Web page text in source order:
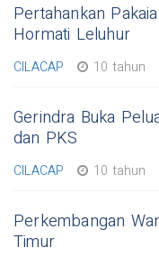
Pertahankan
Hormati Leluhur
CILACAP 10 tahun
Gerindra Buka
dan PKS
CILACAP 10 tahun
Perkembangan
Timur